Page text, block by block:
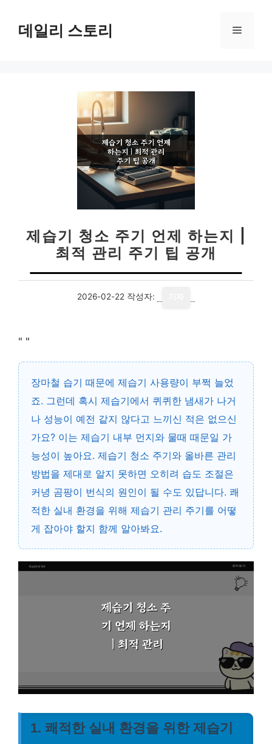
데일리 스토리 메
제습기 청소 주기 언제 하는지 |
최적 관리 주기 팁 공개
2026-02-22 작성자:
" "
장마철 습기 때문에 제습기 사용량이 부쩍 늘었
죠. 그런데 혹시 제습기에서 퀴퀴한 냄새가 나거
나 성능이 예전 같지 않다고 느끼신 적은 없으신
가요? 이는 제습기 내부 먼지와 물때 때문일 가
능성이 높아요. 제습기 청소 주기와 올바른 관리
방법을 제대로 알지 못하면 오히려 습도 조절은
커녕 곰팡이 번식의 원인이 될 수도 있답니다. 쾌
적한 실내 환경을 위해 제습기 관리 주기를 어떻
게 잡아야 할지 함께 알아봐요.
1. 쾌적한 실내 환경을 위한 제습기